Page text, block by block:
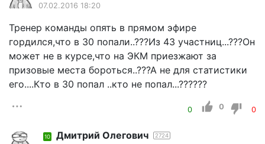
07.02.2016 18:20
Тренер команды опять в прямом эфире
гордился,что в 30 попали..???Из 43 участниц...???Он
может не в курсе,что на ЭКМ приезжают за
призовые места бороться..???А не для статистики
его....Кто в 30 попал ..кто не попал...??????
0 0 0
10 Дмитрий Олегович 2724